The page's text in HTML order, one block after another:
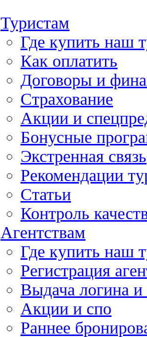
Туристам
Где купить наш
Как оплатить
Договоры и
Страхование
Акции и
Бонусные
Экстренная связь
Рекомендации
Статьи
Контроль
Агентствам
Где купить наш
Регистрация
Выдача логина и
Акции и спо
Раннее